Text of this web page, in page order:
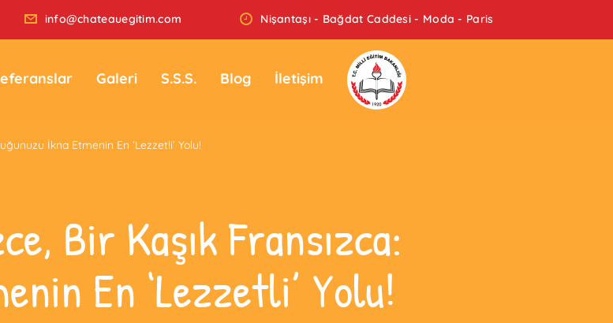
info@chateauegitim.com Nişantaşı - Bağdat Caddesi - Moda - Paris
Galeri S.S.S. Blog İletişim
İkna Etmenin En ‘Lezzetli’ Yolu!
Bir Kaşık Fransızca:
En ‘Lezzetli’ Yolu!